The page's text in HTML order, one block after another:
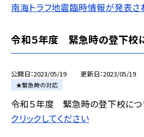
南海トラフ地震臨時情報が発表
令和５年度 緊急時の登下校
公開日 2023/05/19 更新日 2023/05/19
★緊急時の対応
令和５年度 緊急時の登下校
クリックしてください